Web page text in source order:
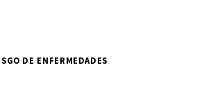
DE ENFERMEDADES